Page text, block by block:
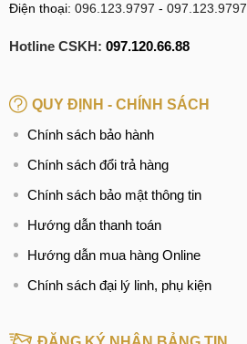
Điện thoại: 096.123.9797 - 097.123.9797
Hotline CSKH: 097.120.66.88
QUY ĐỊNH - CHÍNH SÁCH
Chính sách bảo hành
Chính sách đổi trả hàng
Chính sách bảo mật thông tin
Hướng dẫn thanh toán
Hướng dẫn mua hàng Online
Chính sách đại lý linh, phụ kiện